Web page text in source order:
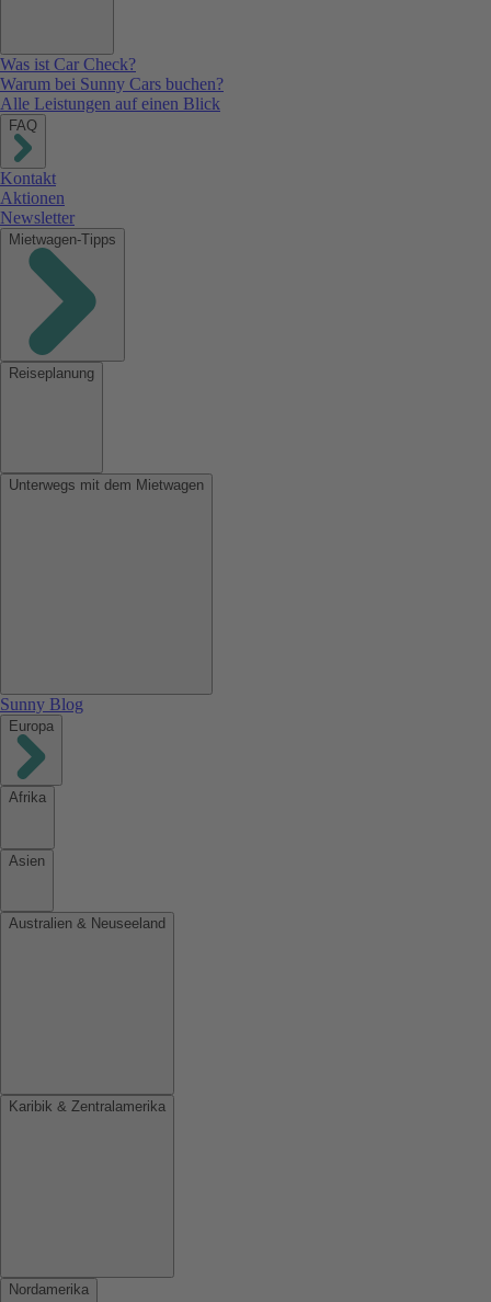
Was ist Car Check?
Warum bei Sunny Cars buchen?
Alle Leistungen auf einen Blick
FAQ
Kontakt
Aktionen
Newsletter
Mietwagen-Tipps
Reiseplanung
Unterwegs mit dem Mietwagen
Sunny Blog
Europa
Afrika
Asien
Australien & Neuseeland
Karibik & Zentralamerika
Nordamerika